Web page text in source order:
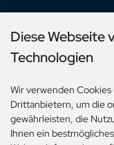
Liefer- und
Unsere AGB
Impressum
Diese Webseite
Technologien
Wir verwenden
Drittanbietern, um die
gewährleisten, die
Ihnen ein